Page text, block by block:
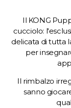
Il KONG
cucciolo:
delicata di tutta
per
Il rimbalzo
sanno